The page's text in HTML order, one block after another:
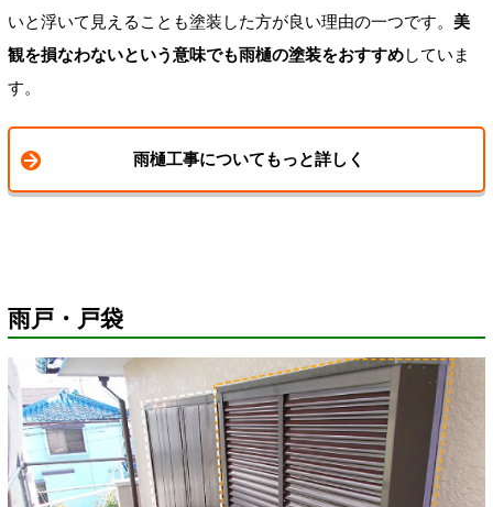
いと浮いて見えることも塗装した方が良い理由の一つです。 美
観を損なわないという意味でも雨樋の塗装をおすすめしていま
す。
雨樋工事についてもっと詳しく
雨戸・戸袋